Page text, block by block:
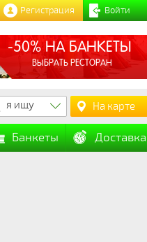
Войти
Регистрация
-50% НА БАНКЕТЫ
ВЫБРАТЬ РЕСТОРАН
я ищу На карте
Банкеты Доставка